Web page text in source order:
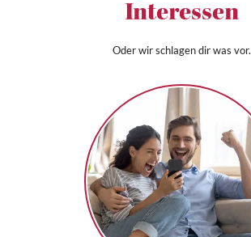
Interessen
Oder wir schlagen dir was vor.